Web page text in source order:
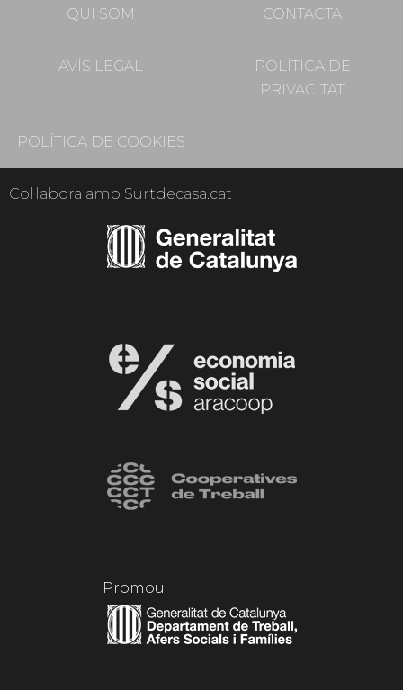
QUI SOM CONTACTA
AVÍS LEGAL
POLÍTICA DE
PRIVACITAT
POLÍTICA DE COOKIES
Col·labora amb Surtdecasa.cat
Promou: